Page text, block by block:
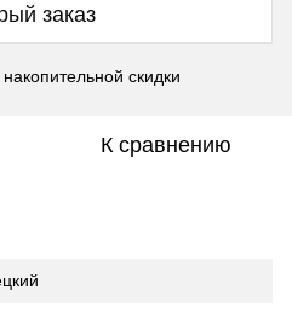
заказ
скидки
К сравнению